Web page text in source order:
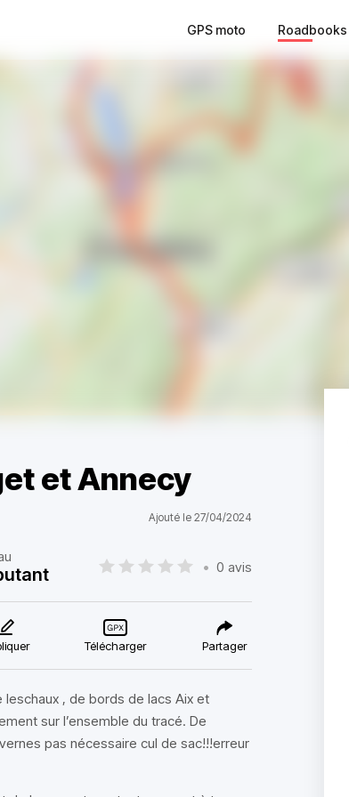
GPS moto Roadbooks
et Annecy
Ajouté le 27/04/2024
• 0 avis
Télécharger Partager
, de bords de lacs Aix et
sur l’ensemble du tracé. De
pas nécessaire cul de sac!!!erreur